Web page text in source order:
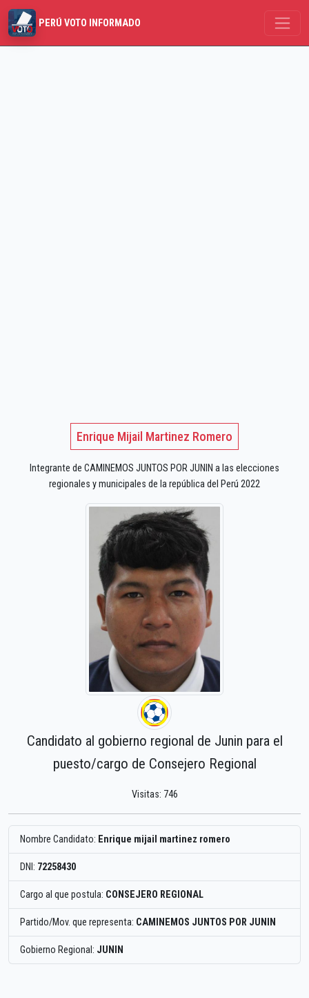
PERÚ VOTO INFORMADO
Enrique Mijail Martinez Romero
Integrante de CAMINEMOS JUNTOS POR JUNIN a las elecciones
regionales y municipales de la república del Perú 2022
Candidato al gobierno regional de Junin para el
puesto/cargo de Consejero Regional
Visitas: 746
Nombre Candidato: Enrique mijail martinez romero
DNI: 72258430
Cargo al que postula: CONSEJERO REGIONAL
Partido/Mov. que representa: CAMINEMOS JUNTOS POR JUNIN
Gobierno Regional: JUNIN